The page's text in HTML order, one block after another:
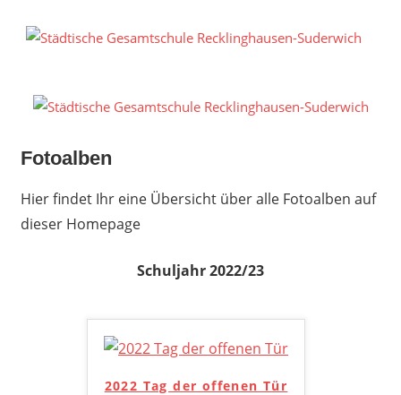
Inhalt
Fotoalben
Hier findet Ihr eine Übersicht über alle Fotoalben auf
dieser Homepage
Schuljahr 2022/23
2022 Tag der offenen Tür